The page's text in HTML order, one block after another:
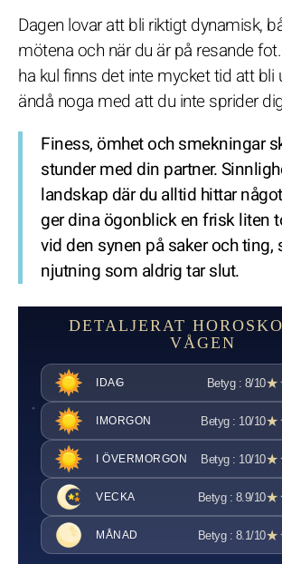
Dagen lovar att bli riktigt dynamisk,
mötena och när du är på resande
ha kul finns det inte mycket tid att bli
ändå noga med att du inte sprider
Finess, ömhet och smekningar
stunder med din partner.
landskap där du alltid hittar
ger dina ögonblick en frisk liten
vid den synen på saker och ting,
njutning som aldrig tar slut.
DETALJERAT
VÅGEN
IDAG Betyg : 8/10
IMORGON Betyg : 10/10
I ÖVERMORGON Betyg : 10/10
VECKA Betyg : 8.9/10
MÅNAD Betyg : 8.1/10